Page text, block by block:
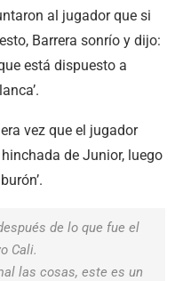
al jugador que si
Barrera sonrío y dijo:
está dispuesto a
vez que el jugador
de Junior, luego
de lo que fue el
Cali.
las cosas, este es un